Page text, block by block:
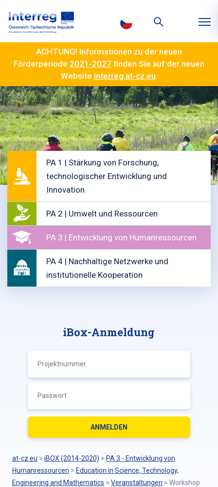
ACHTUNG! Informationen zu der neuen
Förderperiode 2021-2027 finden Sie auf der neuen
Website interreg.at-cz.eu.
PA 1 | Stärkung von Forschung,
technologischer Entwicklung und
Innovation
PA 2 | Umwelt und Ressourcen
PA 3 | Entwicklung von Humanressourcen
PA 4 | Nachhaltige Netzwerke und
institutionelle Kooperation
iBox-Anmeldung
at-cz.eu > iBOX (2014-2020) > PA 3 - Entwicklung von
Humanressourcen > Education in Science, Technology,
Engineering and Mathematics > Veranstaltungen > Workshop